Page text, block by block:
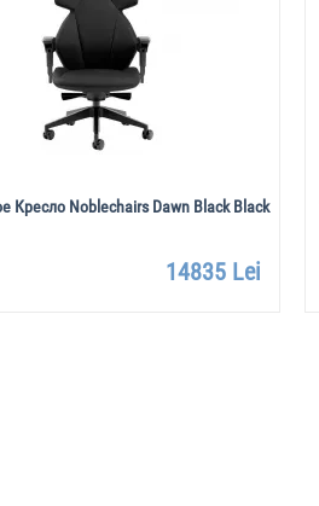
Кресло Noblechairs Dawn Black Black
14835 Lei